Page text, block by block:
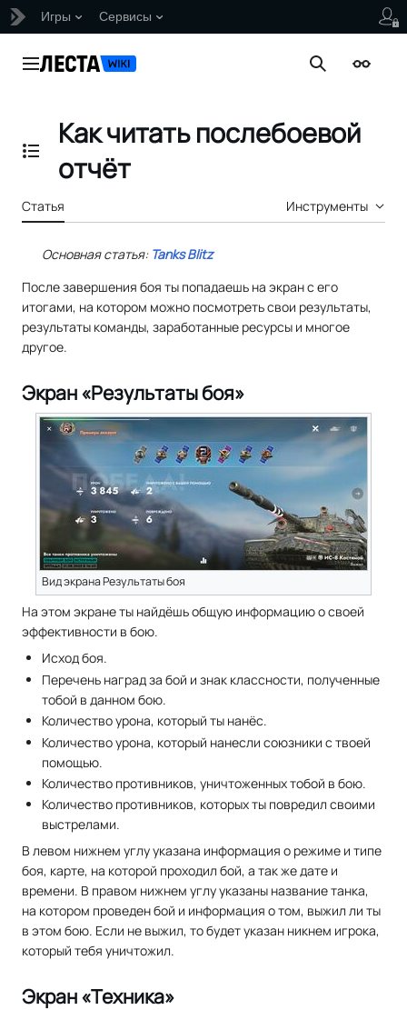
Игры Сервисы
Главное меню Поиск
Отобразить/Скрыть содержание
Как читать послебоевой
отчёт
Статья Инструменты
Основная статья: Tanks Blitz
После завершения боя ты попадаешь на экран с его
итогами, на котором можно посмотреть свои результаты,
результаты команды, заработанные ресурсы и многое
другое.
Экран «Результаты боя»
Вид экрана Результаты боя
На этом экране ты найдёшь общую информацию о своей
эффективности в бою.
Исход боя.
Перечень наград за бой и знак классности, полученные
тобой в данном бою.
Количество урона, который ты нанёс.
Количество урона, который нанесли союзники с твоей
помощью.
Количество противников, уничтоженных тобой в бою.
Количество противников, которых ты повредил своими
выстрелами.
В левом нижнем углу указана информация о режиме и типе
боя, карте, на которой проходил бой, а так же дате и
времени. В правом нижнем углу указаны название танка,
на котором проведен бой и информация о том, выжил ли ты
в этом бою. Если не выжил, то будет указан никнем игрока,
который тебя уничтожил.
Экран «Техника»